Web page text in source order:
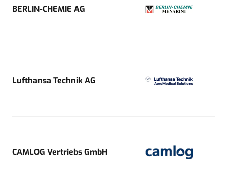
BERLIN-CHEMIE AG
Lufthansa Technik AG
CAMLOG Vertriebs GmbH